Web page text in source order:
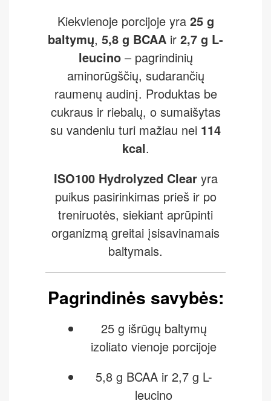
Kiekvienoje porcijoje yra 25 g
baltymų, 5,8 g BCAA ir 2,7 g L-
leucino– pagrindinių
aminorūgščių, sudarančių
raumenų audinį. Produktas be
cukraus ir riebalų, o sumaišytas
su vandeniu turi mažiau nei 114
kcal.
ISO100 Hydrolyzed Clearyra
puikus pasirinkimas prieš ir po
treniruotės, siekiant aprūpinti
organizmą greitai įsisavinamais
baltymais.
Pagrindinės savybės:
25 g išrūgų baltymų
izoliato vienoje porcijoje
5,8 g BCAA ir 2,7 g L-
leucino